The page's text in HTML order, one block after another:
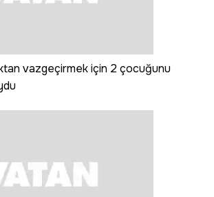
vazgeçirmek için 2 çocuğunu